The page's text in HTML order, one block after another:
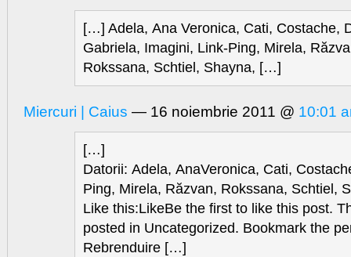
[…] Adela, Ana Veronica, Cati, Costache,
Gabriela, Imagini, Link-Ping, Mirela,
Rokssana, Schtiel, Shayna, […]
Miercuri | Caius — 16 noiembrie 2011 @ 10:01
[…]
Datorii: Adela, AnaVeronica, Cati,
Ping, Mirela, Răzvan, Rokssana, Schtiel,
Like this:LikeBe the first to like this post.
posted in Uncategorized. Bookmark the
Rebrenduire […]